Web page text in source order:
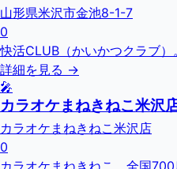
山形県米沢市金池8-1-7
0
快活CLUB（かいかつクラブ
詳細を見る →
🎤
カラオケまねきねこ米沢
カラオケまねきねこ米沢店
0
カラオケまねきねこ。全国